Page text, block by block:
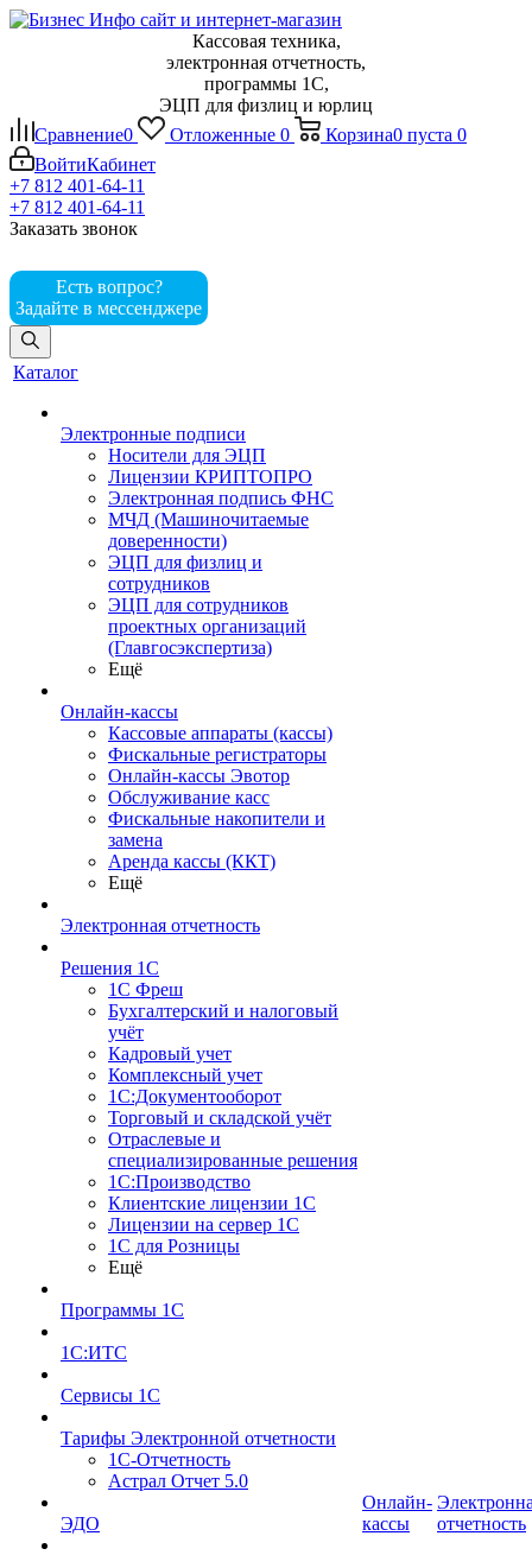
Кассовая техника,
электронная отчетность,
программы 1С,
ЭЦП для физлиц и юрлиц
Сравнение0 Отложенные 0 Корзина0 пуста 0
ВойтиКабинет
+7 812 401-64-11
+7 812 401-64-11
Заказать звонок
Есть вопрос?
Задайте в мессенджере
Каталог
Электронные подписи
Носители для ЭЦП
Лицензии КРИПТОПРО
Электронная подпись ФНС
МЧД (Машиночитаемые
доверенности)
ЭЦП для физлиц и
сотрудников
ЭЦП для сотрудников
проектных организаций
(Главгосэкспертиза)
Ещё
Онлайн-кассы
Кассовые аппараты (кассы)
Фискальные регистраторы
Онлайн-кассы Эвотор
Обслуживание касс
Фискальные накопители и
замена
Аренда кассы (ККТ)
Ещё
Электронная отчетность
Решения 1С
1С Фреш
Бухгалтерский и налоговый
учёт
Кадровый учет
Комплексный учет
1С:Документооборот
Торговый и складской учёт
Отраслевые и
специализированные решения
1С:Производство
Клиентские лицензии 1С
Лицензии на сервер 1С
1С для Розницы
Ещё
Программы 1С
1С:ИТС
Сервисы 1С
Тарифы Электронной отчетности
1С-Отчетность
Астрал Отчет 5.0
ЭДО
Онлайн-
кассы
отчетность